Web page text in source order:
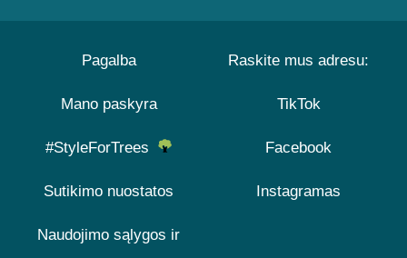
Pagalba
Mano paskyra
#StyleForTrees
Sutikimo nuostatos
Naudojimo sąlygos ir
Raskite mus adresu:
TikTok
Facebook
Instagramas